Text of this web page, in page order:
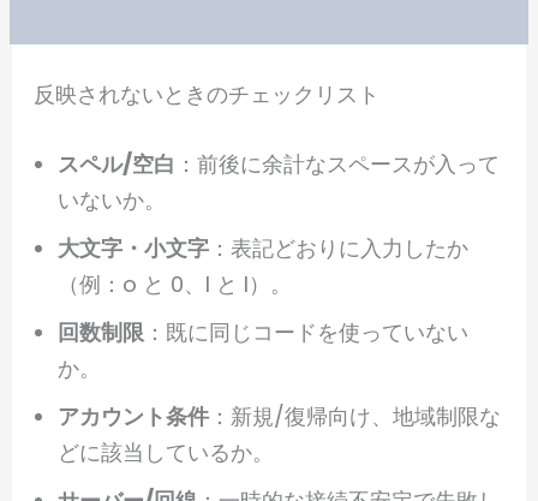
反映されないときのチェックリスト
スペル/空白 ：前後に余計なスペースが入って
いないか。
大文字・小文字 ：表記どおりに入力したか
（例：o と 0、I と l）。
回数制限 ：既に同じコードを使っていない
か。
アカウント条件 ：新規/復帰向け、地域制限な
どに該当しているか。